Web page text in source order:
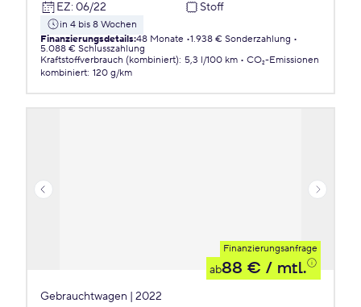
EZ: 06/22 Stoff
in 4 bis 8 Wochen
Finanzierungsdetails:48 Monate 1.938 € Sonderzahlung
5.088 € Schlusszahlung
Kraftstoffverbrauch (kombiniert): 5,3 l/100 km
CO₂-Emissionen
kombiniert: 120 g/km
Finanzierungsanfrage
ab88 € / mtl.
Gebrauchtwagen | 2022